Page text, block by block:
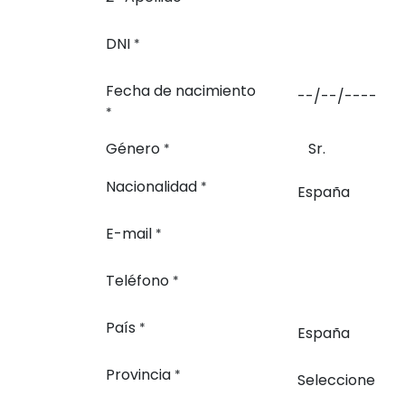
DNI *
Fecha de nacimiento
*
Género *
Sr.
Nacionalidad *
E-mail *
Teléfono *
País *
Provincia *